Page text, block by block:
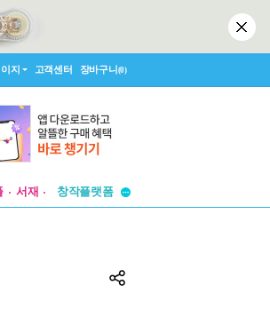
지 고객센터 장바구니(0)
서재
투비컨티뉴드